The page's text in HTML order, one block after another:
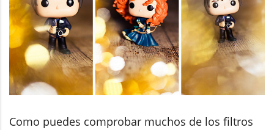
Como puedes comprobar muchos de los filtros